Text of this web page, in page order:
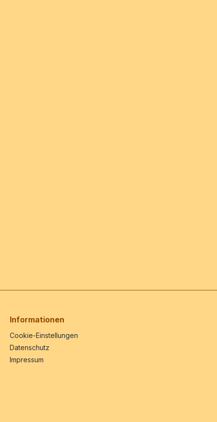
Informationen
Cookie-Einstellungen
Datenschutz
Impressum